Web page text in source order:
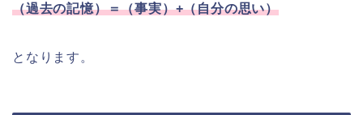
（過去の記憶）＝（事実）+（自分の思い）
となります。